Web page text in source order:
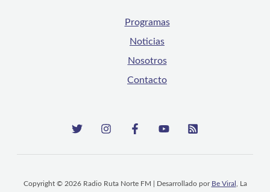
Programas
Noticias
Nosotros
Contacto
Copyright © 2026 Radio Ruta Norte FM | Desarrollado por Be Viral , La